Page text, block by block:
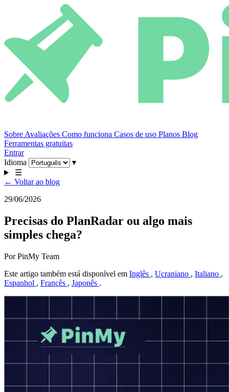
Sobre Avaliações Como funciona Casos de uso Planos Blog
Ferramentas gratuitas
Entrar
Idioma
▾
☰
← Voltar ao blog
29/06/2026
Precisas do PlanRadar ou algo mais
simples chega?
Por PinMy Team
Este artigo também está disponível em Inglês , Ucraniano , Italiano ,
Espanhol , Francês , Japonês .